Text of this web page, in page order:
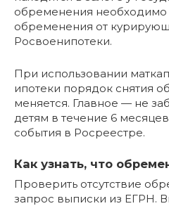
обременения необходимо
обременения от
Росвоенипотеки.
При использовании
ипотеки порядок снятия
меняется. Главное — не
детям в течение 6
события в Росреестре.
Как узнать, что
Проверить отсутствие
запрос выписки из ЕГРН.